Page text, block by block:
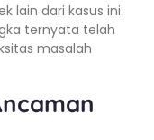
lain dari kasus ini:
ternyata telah
masalah